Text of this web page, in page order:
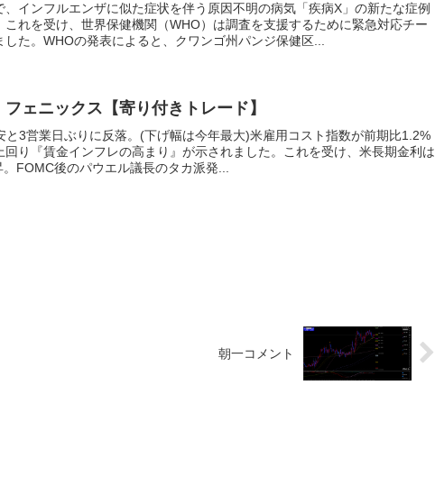
、インフルエンザに似た症状を伴う原因不明の病気「疾病X」の新たな症例
これを受け、世界保健機関（WHO）は調査を支援するために緊急対応チー
した。WHOの発表によると、クワンゴ州パンジ保健区...
ェニックス【寄り付きトレード】
と3営業日ぶりに反落。(下げ幅は今年最大)米雇用コスト指数が前期比1.2%
回り『賃金インフレの高まり』が示されました。これを受け、米長期金利は
FOMC後のパウエル議長のタカ派発...
朝一コメント